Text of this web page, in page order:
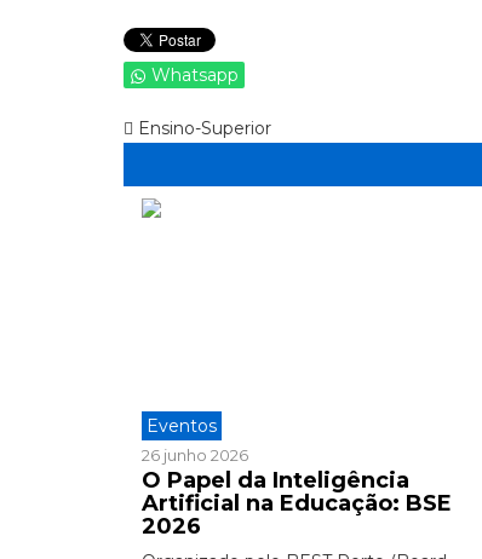
Whatsapp
Ensino-Superior
Eventos
26 junho 2026
O Papel da Inteligência
Artificial na Educação: BSE
2026